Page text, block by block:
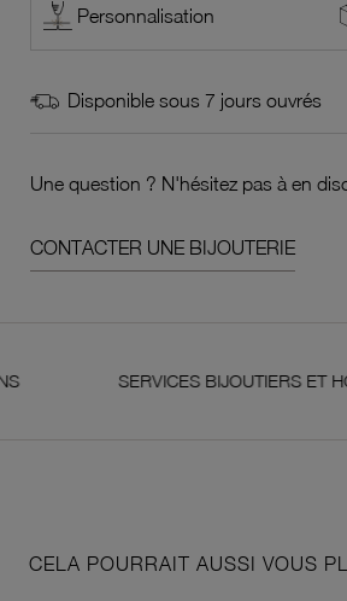
Personnalisation
Disponible sous 7 jours ouvrés
Une question ? N'hésitez pas à en
CONTACTER UNE BIJOUTERIE
SERVICES BIJOUTIERS ET
CELA POURRAIT AUSSI VOUS